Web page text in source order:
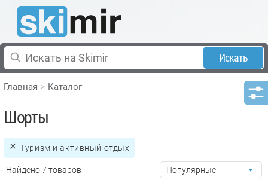
Искать
Главная Каталог
Шорты
Туризм и активный отдых
Найдено 7 товаров Популярные